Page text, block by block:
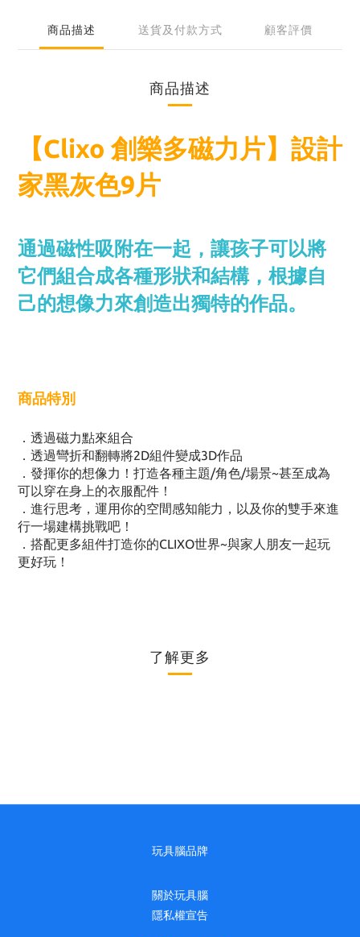
商品描述 送貨及付款方式 顧客評價
商品描述
【Clixo 創樂多磁力片】設計
家黑灰色9片
通過磁性吸附在一起，讓孩子可以將
它們組合成各種形狀和結構，根據自
己的想像力來創造出獨特的作品。
商品特別
．透過磁力點來組合
．透過彎折和翻轉將2D組件變成3D作品
．發揮你的想像力！打造各種主題/角色/場景~甚至成為
可以穿在身上的衣服配件！
．進行思考，運用你的空間感知能力，以及你的雙手來進
行一場建構挑戰吧！
．搭配更多組件打造你的CLIXO世界~與家人朋友一起玩
更好玩！
了解更多
玩具腦品牌
關於玩具腦
隱私權宣告